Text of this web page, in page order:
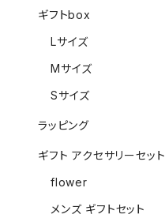
ギフトbox
Lサイズ
Mサイズ
Sサイズ
ラッピング
ギフト アクセサリーセット
flower
メンズ ギフトセット